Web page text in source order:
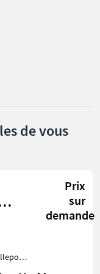
de vous
Prix
sur
demande